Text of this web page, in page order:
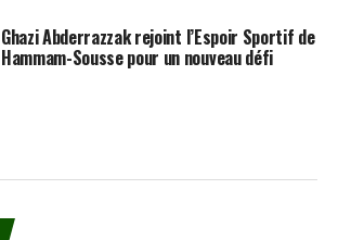
Ghazi Abderrazzak rejoint l’Espoir Sportif de
Hammam-Sousse pour un nouveau défi